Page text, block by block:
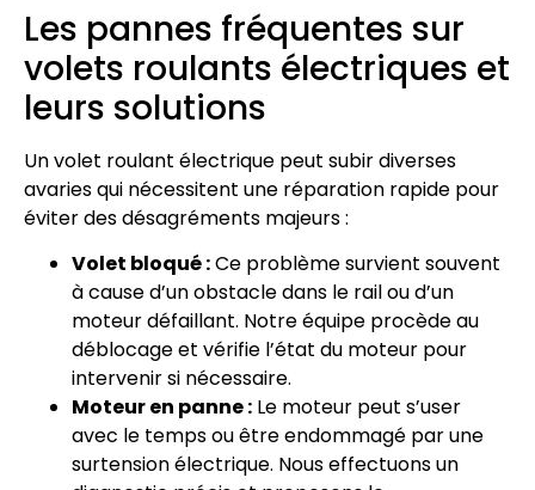
Les pannes fréquentes sur
volets roulants électriques et
leurs solutions
Un volet roulant électrique peut subir diverses
avaries qui nécessitent une réparation rapide pour
éviter des désagréments majeurs :
Volet bloqué :Ce problème survient souvent
à cause d’un obstacle dans le rail ou d’un
moteur défaillant. Notre équipe procède au
déblocage et vérifie l’état du moteur pour
intervenir si nécessaire.
Moteur en panne : Le moteur peut s’user
avec le temps ou être endommagé par une
surtension électrique. Nous effectuons un